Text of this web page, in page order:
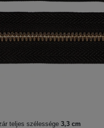
teljes szélessége 3,3 cm